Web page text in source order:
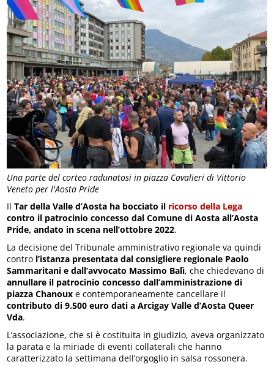
Una parte del corteo radunatosi in piazza Cavalieri di Vittorio
Veneto per l'Aosta Pride
IlTar della Valle d’Aosta ha bocciato il ricorso della Lega
contro il patrocinio concesso dal Comune di Aosta all’Aosta
Pride, andato in scena nell’ottobre 2022.
La decisione del Tribunale amministrativo regionale va quindi
contro l’istanza presentata dal consigliere regionale Paolo
Sammaritani e dall’avvocato Massimo Balì, che chiedevano di
annullare il patrocinio concesso dall’amministrazione di
piazza Chanoux e contemporaneamente cancellare il
contributo di 9.500 euro dati a Arcigay Valle d’Aosta Queer
Vda.
L’associazione, che si è costituita in giudizio, aveva organizzato
la parata e la miriade di eventi collaterali che hanno
caratterizzato la settimana dell’orgoglio in salsa rossonera.